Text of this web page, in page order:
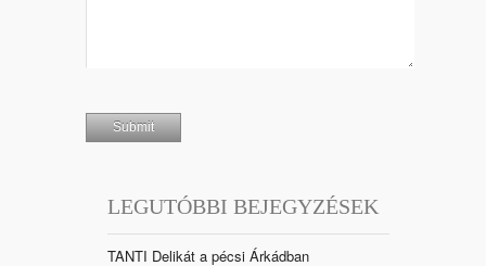
LEGUTÓBBI BEJEGYZÉSEK
TANTI Delikát a pécsi Árkádban